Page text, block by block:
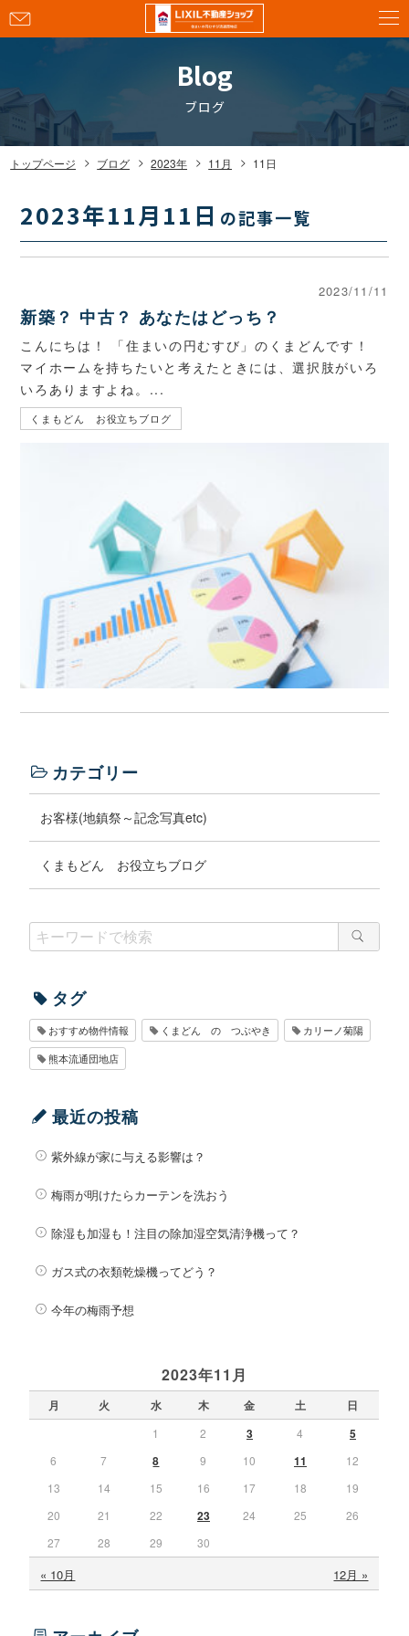
問
せ
Blog
ブログ
トップページ ブログ 2023年 11月 11日
2023年11月11日 の記事一覧
2023/11/11
新築？ 中古？ あなたはどっち？
こんにちは！ 「住まいの円むすび」のくまどんです！
マイホームを持ちたいと考えたときには、選択肢がいろ
いろありますよね。...
くまもどん お役立ちブログ
カテゴリー
お客様(地鎮祭～記念写真etc)
くまもどん お役立ちブログ
タグ
おすすめ物件情報 くまどん の つぶやき
カリーノ菊陽
熊本流通団地店
最近の投稿
紫外線が家に与える影響は？
梅雨が明けたらカーテンを洗おう
除湿も加湿も！注目の除加湿空気清浄機って？
ガス式の衣類乾燥機ってどう？
今年の梅雨予想
2023年11月
月 火 水 木 金 土 日
« 10月 12月 »
1 2 3 4 5
6 7 8 9 10 11
12
13
14 15 16 17 18
19
20
21 22 23 24 25
26
27
28 29 30